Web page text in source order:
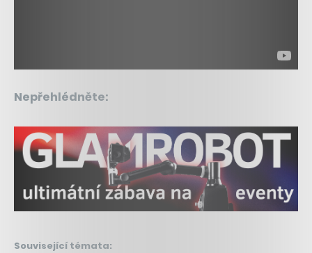
Nepřehlédněte:
Související témata: